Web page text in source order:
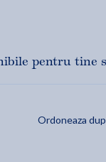
pentru tine
Ordoneaza